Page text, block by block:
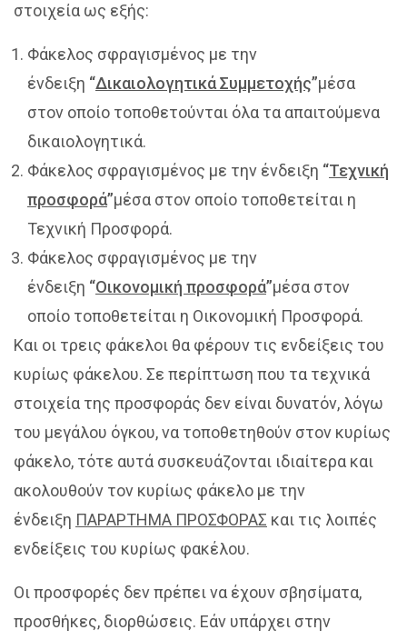
στοιχεία ως εξής:
Φάκελος σφραγισμένος με την
ένδειξη “Δικαιολογητικά Συμμετοχής”μέσα
στον οποίο τοποθετούνται όλα τα απαιτούμενα
δικαιολογητικά.
Φάκελος σφραγισμένος με την ένδειξη “Τεχνική
προσφορά”μέσα στον οποίο τοποθετείται η
Τεχνική Προσφορά.
Φάκελος σφραγισμένος με την
ένδειξη “Οικονομική προσφορά”μέσα στον
οποίο τοποθετείται η Οικονομική Προσφορά.
Και οι τρεις φάκελοι θα φέρουν τις ενδείξεις του
κυρίως φάκελου. Σε περίπτωση που τα τεχνικά
στοιχεία της προσφοράς δεν είναι δυνατόν, λόγω
του μεγάλου όγκου, να τοποθετηθούν στον κυρίως
φάκελο, τότε αυτά συσκευάζονται ιδιαίτερα και
ακολουθούν τον κυρίως φάκελο με την
ένδειξη ΠΑΡΑΡΤΗΜΑ ΠΡΟΣΦΟΡΑΣ και τις λοιπές
ενδείξεις του κυρίως φακέλου.
Οι προσφορές δεν πρέπει να έχουν σβησίματα,
προσθήκες, διορθώσεις. Εάν υπάρχει στην